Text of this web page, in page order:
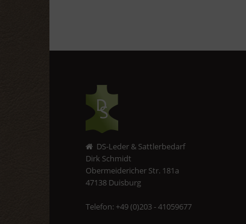
DS-Leder & Sattlerbedarf
Dirk Schmidt
Obermeidericher Str. 181a
47138 Duisburg
Telefon: +49 (0)203 - 41059677